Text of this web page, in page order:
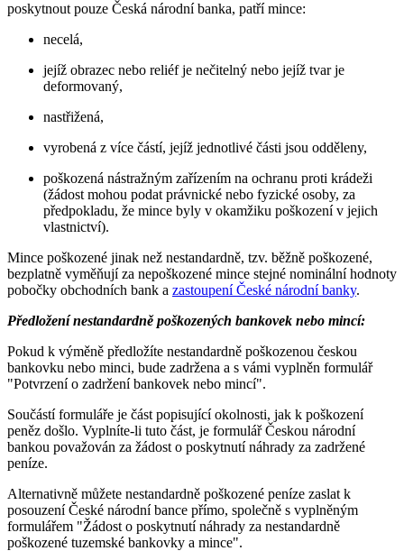
poskytnout pouze Česká národní banka, patří mince:
necelá,
jejíž obrazec nebo reliéf je nečitelný nebo jejíž tvar je
deformovaný,
nastřižená,
vyrobená z více částí, jejíž jednotlivé části jsou odděleny,
poškozená nástražným zařízením na ochranu proti krádeži
(žádost mohou podat právnické nebo fyzické osoby, za
předpokladu, že mince byly v okamžiku poškození v jejich
vlastnictví).
Mince poškozené jinak než nestandardně, tzv. běžně poškozené,
bezplatně vyměňují za nepoškozené mince stejné nominální hodnoty
pobočky obchodních bank a zastoupení České národní banky.
Předložení nestandardně poškozených bankovek nebo mincí:
Pokud k výměně předložíte nestandardně poškozenou českou
bankovku nebo minci, bude zadržena a s vámi vyplněn formulář
"Potvrzení o zadržení bankovek nebo mincí".
Součástí formuláře je část popisující okolnosti, jak k poškození
peněz došlo. Vyplníte-li tuto část, je formulář Českou národní
bankou považován za žádost o poskytnutí náhrady za zadržené
peníze.
Alternativně můžete nestandardně poškozené peníze zaslat k
posouzení České národní bance přímo, společně s vyplněným
formulářem "Žádost o poskytnutí náhrady za nestandardně
poškozené tuzemské bankovky a mince".